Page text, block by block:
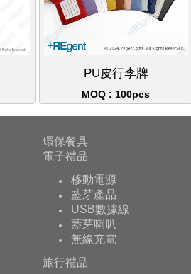
PU皮行李牌
MOQ : 100pcs
環保餐具
電子禮品
移動電源
藍芽產品
USB數據線
藍芽喇叭
無線充電
旅行禮品